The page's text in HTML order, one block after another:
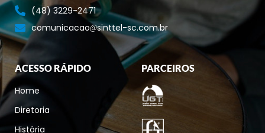
(48) 3229-2471
comunicacao
sinttel-sc.com.br
ACESSO RÁPIDO
Home
Diretoria
História
PARCEIROS